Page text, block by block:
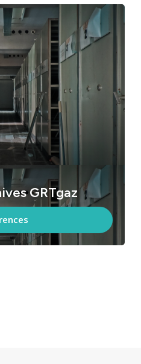
GRTgaz